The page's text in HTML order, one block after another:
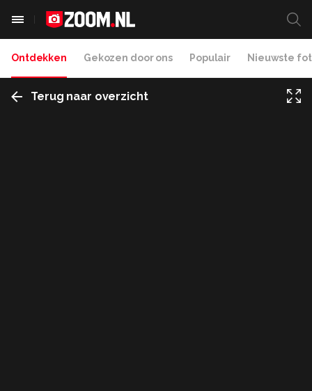
Ontdekken Gekozen door ons Populair Nieuwste
Terug naar overzicht